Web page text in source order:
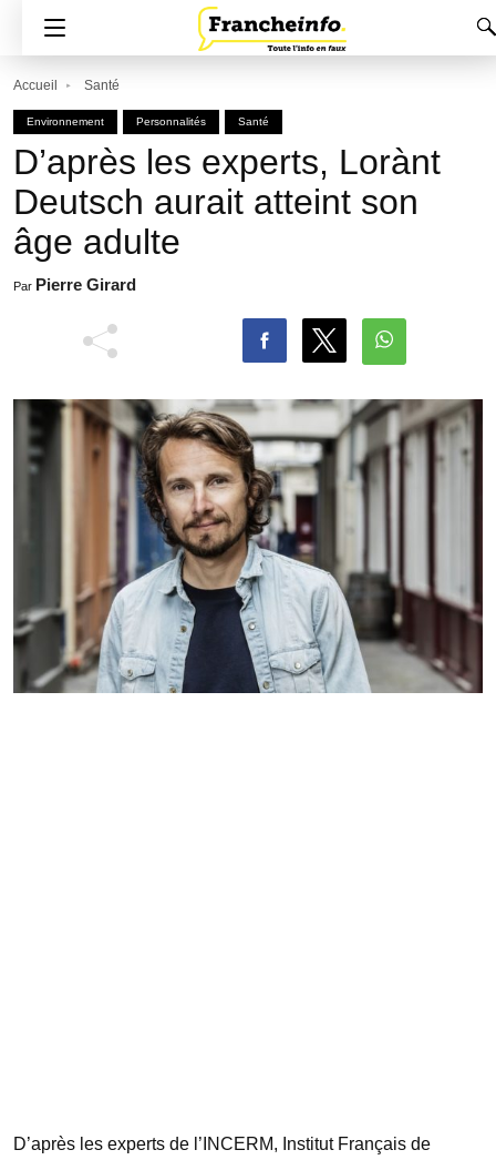
Accueil Santé
Environnement Personnalités Santé
D’après les experts, Lorànt
Deutsch aurait atteint son
âge adulte
Par Pierre Girard
D’après les experts de l’INCERM, Institut Français de